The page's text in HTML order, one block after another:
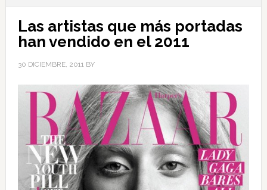
Las artistas que más portadas
han vendido en el 2011
30 DICIEMBRE, 2011BY